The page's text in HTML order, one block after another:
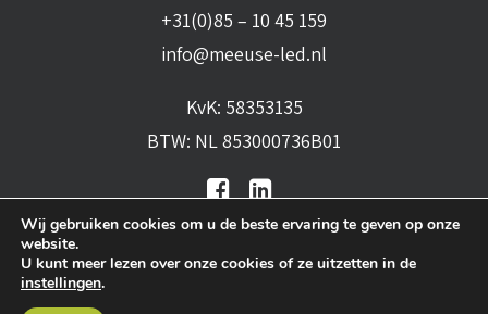
+31(0)85 – 10 45 159
info@meeuse-led.nl
KvK: 58353135
BTW: NL 853000736B01
Wij gebruiken cookies om u de beste ervaring te geven op onze
website.
U kunt meer lezen over onze cookies of ze uitzetten in de
instellingen.